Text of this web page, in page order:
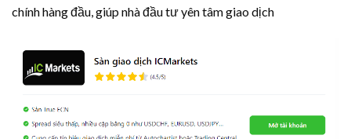
chính hàng đầu, giúp nhà đầu tư yên tâm giao dịch